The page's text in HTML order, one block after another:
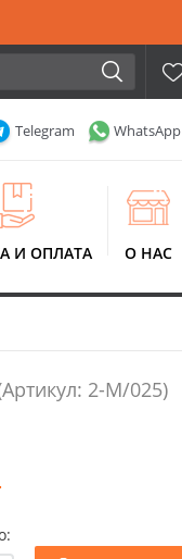
Telegram WhatsApp
И ОПЛАТА О НАС
2-М/025)